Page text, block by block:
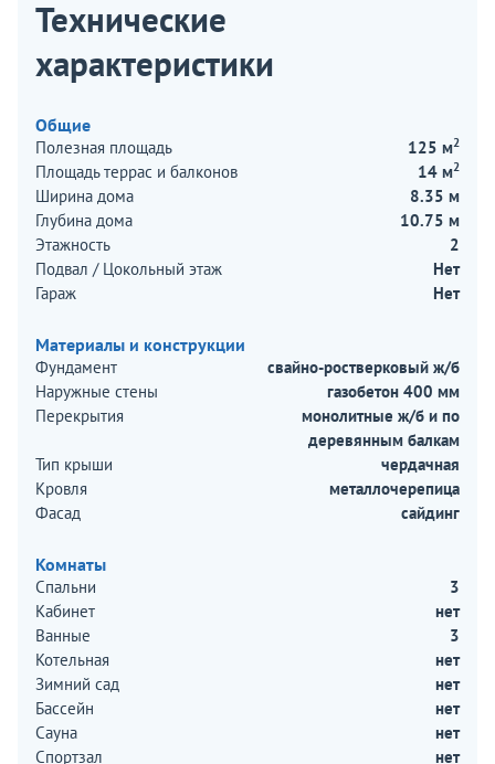
Технические
характеристики
Общие
Полезная площадь 125 м2
Площадь террас и балконов 14 м2
Ширина дома
8.35 м
Глубина дома
10.75 м
Этажность
2
Подвал / Цокольный этаж
Нет
Гараж
Нет
Материалы и конструкции
Фундамент
свайно-ростверковый ж/б
Наружные стены
газобетон 400 мм
Перекрытия
монолитные ж/б и по
деревянным балкам
Тип крыши
чердачная
Кровля
металлочерепица
Фасад
сайдинг
Комнаты
Спальни
3
Кабинет
нет
Ванные
3
Котельная
нет
Зимний сад
нет
Бассейн
нет
Сауна
нет
Спортзал
нет